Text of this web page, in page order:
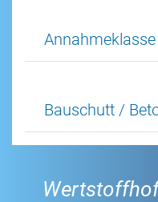
Annahmeklasse
Bauschutt /